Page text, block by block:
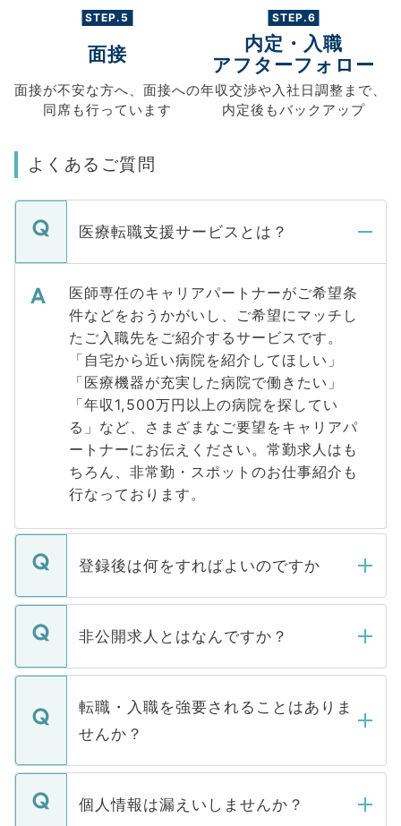
STEP.5
面接
面接が不安な方へ、 面接への
同席も行っています
STEP.6
内定・入職
アフターフォロー
年収交渉や入社日調整まで、
内定後もバックアップ
よくあるご質問
医療転職支援サービスとは？
医師専任のキャリアパートナーがご希望条
件などをおうかがいし、ご希望にマッチし
たご入職先をご紹介するサービスです。
「自宅から近い病院を紹介してほしい」
「医療機器が充実した病院で働きたい」
「年収1,500万円以上の病院を探してい
る」など、さまざまなご要望をキャリアパ
ートナーにお伝えください。常勤求人はも
ちろん、非常勤・スポットのお仕事紹介も
行なっております。
登録後は何をすればよいのですか
ご登録いただきましたら、弊社担当者がご
登録内容を確認し、その後メールもしくは
ます。通常、5営業日以内にはご連絡をせて
いただきますので、しばらくお待ちくださ
い。
非公開求人とはなんですか？
マイナビDOCTORで取り扱っている求人の
うち約3割は、Webサイトからご覧いただ
けない「非公開求人」です。非公開求人は
下記の理由によって、一般には公開してい
ません。
■応募殺到を避けるため 人気のある医療機
転職・入職を強要されることはありま
せんか？
転職・入職を強要することは一切ありませ
ん。また、仮に応募先から内定をいただい
個人情報は漏えいしませんか？